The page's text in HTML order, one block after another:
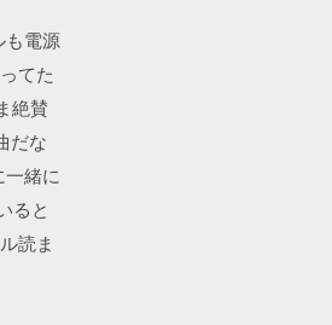
も電源
てた
絶賛
だな
緒に
ると
読ま